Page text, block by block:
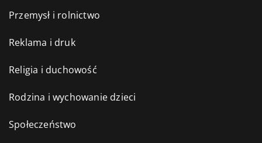
Przemysł i rolnictwo
Reklama i druk
Religia i duchowość
Rodzina i wychowanie dzieci
Społeczeństwo